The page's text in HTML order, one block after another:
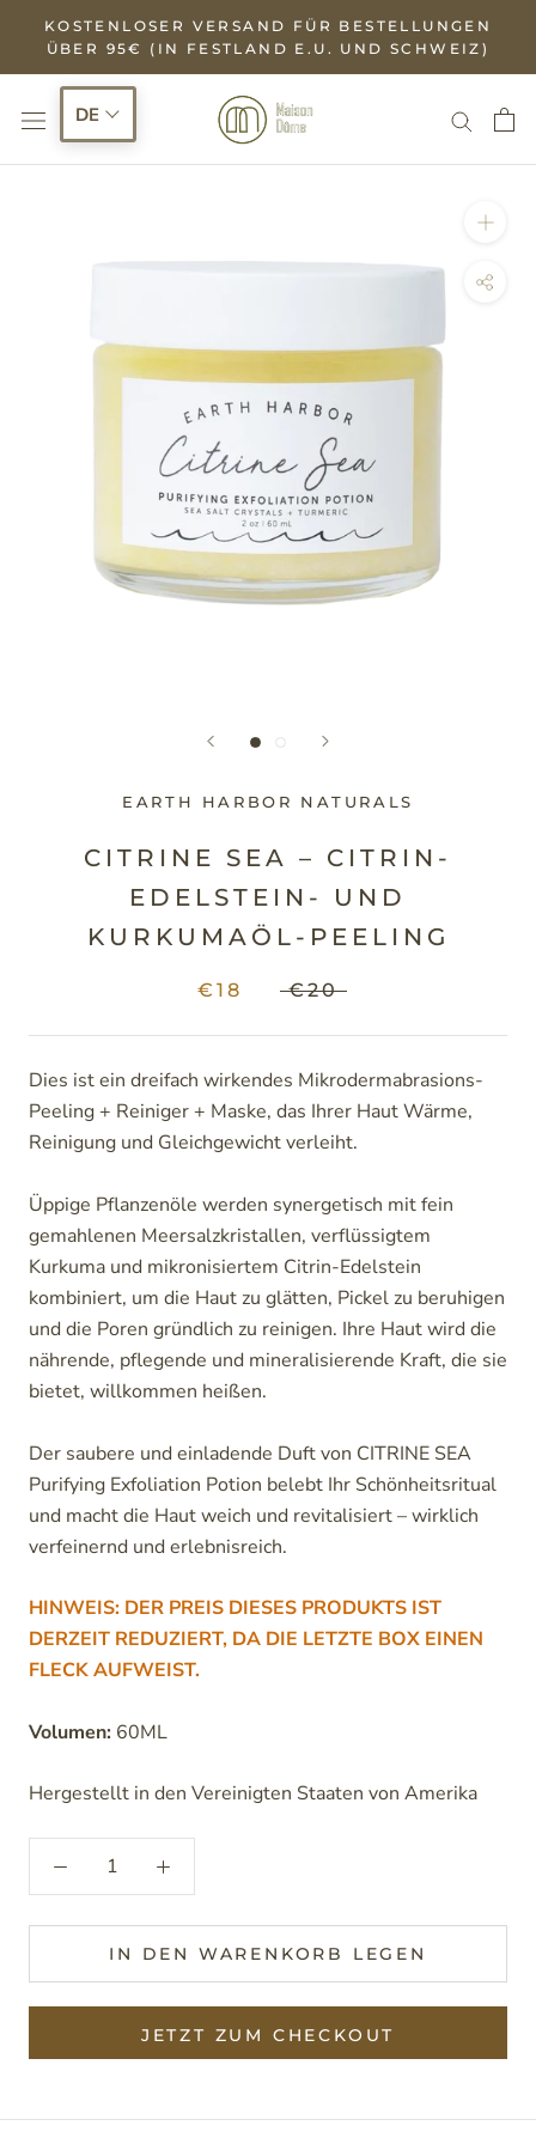
springen
KOSTENLOSER VERSAND FÜR BESTELLUNGEN
ÜBER 95€ (IN FESTLAND E.U. UND SCHWEIZ)
EARTH HARBOR NATURALS
CITRINE SEA – CITRIN-
EDELSTEIN- UND
KURKUMAÖL-PEELING
€18 €20
Dies ist ein dreifach wirkendes Mikrodermabrasions-
Peeling + Reiniger + Maske, das Ihrer Haut Wärme,
Reinigung und Gleichgewicht verleiht.
Üppige Pflanzenöle werden synergetisch mit fein
gemahlenen Meersalzkristallen, verflüssigtem
Kurkuma und mikronisiertem Citrin-Edelstein
kombiniert, um die Haut zu glätten, Pickel zu beruhigen
und die Poren gründlich zu reinigen. Ihre Haut wird die
nährende, pflegende und mineralisierende Kraft, die sie
bietet, willkommen heißen.
Der saubere und einladende Duft von CITRINE SEA
Purifying Exfoliation Potion belebt Ihr Schönheitsritual
und macht die Haut weich und revitalisiert – wirklich
verfeinernd und erlebnisreich.
HINWEIS: DER PREIS DIESES PRODUKTS IST
DERZEIT REDUZIERT, DA DIE LETZTE BOX EINEN
FLECK AUFWEIST.
Volumen: 60ML
Hergestellt in den Vereinigten Staaten von Amerika
IN DEN WARENKORB LEGEN
JETZT ZUM CHECKOUT
DE